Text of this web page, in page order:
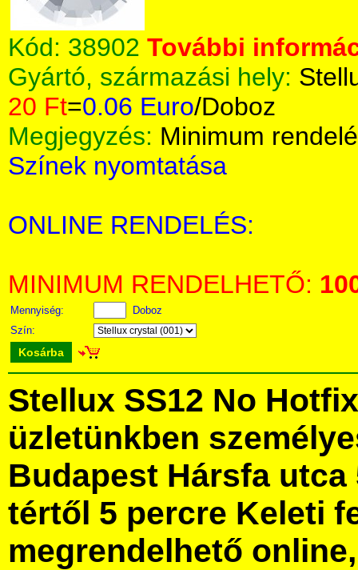
Kód: 38902 További
Gyártó, származási hely:
20 Ft=0.06 Euro/Doboz
Megjegyzés: Minimum
Színek nyomtatása
ONLINE RENDELÉS:
MINIMUM RENDELHETŐ:
Mennyiség:
Doboz
Szín:
Kosárba
Stellux SS12 No
üzletünkben
Budapest Hársfa utca
tértől 5 percre Keleti
megrendelhető